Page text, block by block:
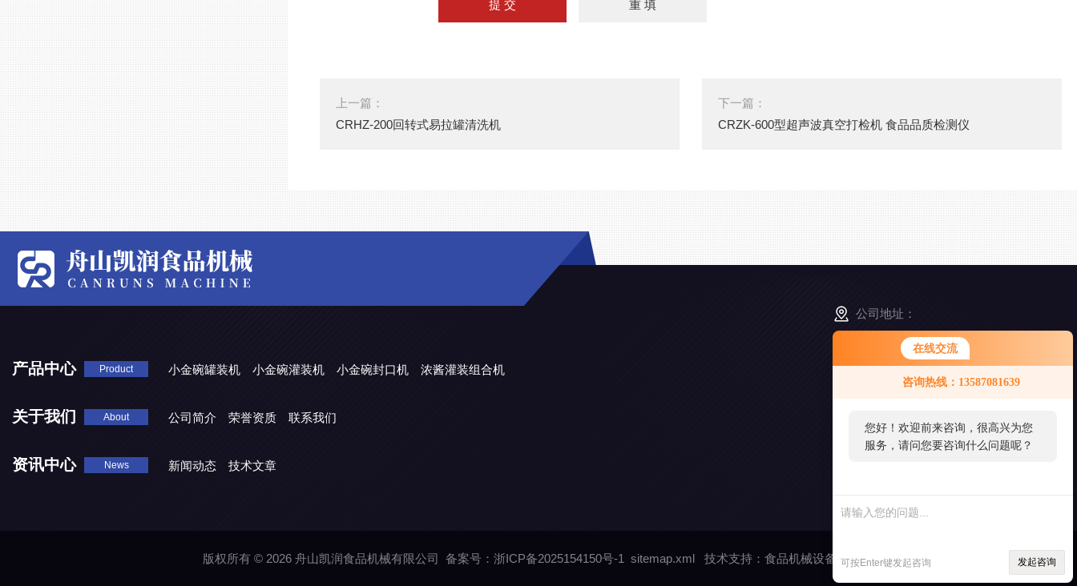
在线交流
咨询热线：13587081639
您好！欢迎前来咨询，很高兴为您
服务，请问您要咨询什么问题呢？
可按Enter键发起咨询 发起咨询
上一篇：
CRHZ-200回转式易拉罐清洗机
下一篇：
CRZK-600型超声波真空打检机 食品品质检测仪
产品中心 Product 小金碗罐装机 小金碗灌装机 小金碗封口机 浓酱灌装组合机
关于我们 About 公司简介 荣誉资质 联系我们
资讯中心 News 新闻动态 技术文章
公司地址：
浙江省舟山市普陀区展茅街道晓晖路3号
添
加
版权所有 © 2026 舟山凯润食品机械有限公司 备案号：浙ICP备2025154150号-1 sitemap.xml 技术支持： 食品机械设备网 管理登陆